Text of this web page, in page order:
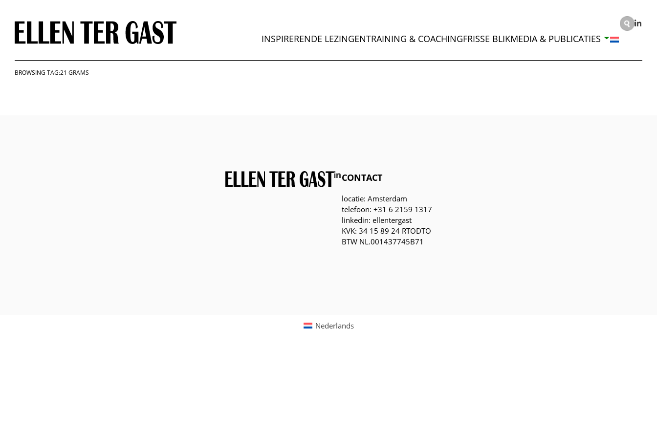
content
INSPIRERENDE LEZINGENTRAINING & COACHINGFRISSE BLIKMEDIA & PUBLICATIES
BROWSING TAG:21 GRAMS
CONTACT
locatie: Amsterdam
telefoon: +31 6 2159 1317
linkedin: ellentergast
KVK: 34 15 89 24 RTODTO
BTW NL.001437745B71
Nederlands